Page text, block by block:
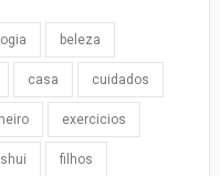
beleza
casa cuidados
exercicios
filhos